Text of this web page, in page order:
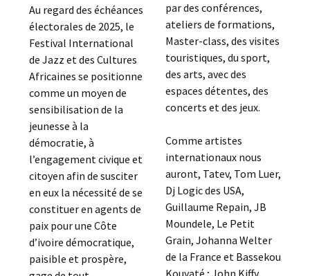
Au regard des échéances
électorales de 2025, le
Festival International
de Jazz et des Cultures
Africaines se positionne
comme un moyen de
sensibilisation de la
jeunesse à la
démocratie, à
l’engagement civique et
citoyen afin de susciter
en eux la nécessité de se
constituer en agents de
paix pour une Côte
d’ivoire démocratique,
paisible et prospère,
par des conférences,
ateliers de formations,
Master-class, des visites
touristiques, du sport,
des arts, avec des
espaces détentes, des
concerts et des jeux.
Comme artistes
internationaux nous
auront, Tatev, Tom Luer,
Dj Logic des USA,
Guillaume Repain, JB
Moundele, Le Petit
Grain, Johanna Welter
de la France et Bassekou
Kouyaté ; John Kiffy,